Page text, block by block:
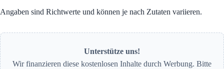
Angaben sind Richtwerte und können je nach Zutaten variieren.
Unterstütze uns!
Wir finanzieren diese kostenlosen Inhalte durch Werbung. Bitte